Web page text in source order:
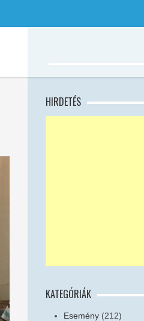
HIRDETÉS
KATEGÓRIÁK
Esemény (212)